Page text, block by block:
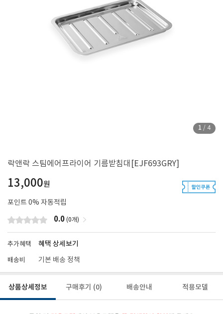
1 / 4
락앤락 스팀에어프라이어 기름받침대[EJF693GRY]
13,000원
포인트 0% 자동적립
0.0 (0개)
추가혜택 혜택 상세보기
배송비 기본 배송 정책
상품상세정보 구매후기 (0) 배송안내 적용모델